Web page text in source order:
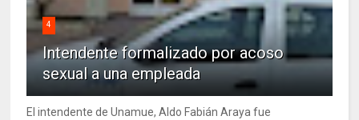
4
Intendente formalizado por acoso
sexual a una empleada
El intendente de Unamue, Aldo Fabián Araya fue